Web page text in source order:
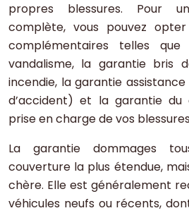
propres blessures. Pour
complète, vous pouvez
complémentaires telles
vandalisme, la garantie bris
incendie, la garantie
d’accident) et la garantie
prise en charge de vos
La garantie dommages
couverture la plus étendue,
chère. Elle est généralement
véhicules neufs ou récents,